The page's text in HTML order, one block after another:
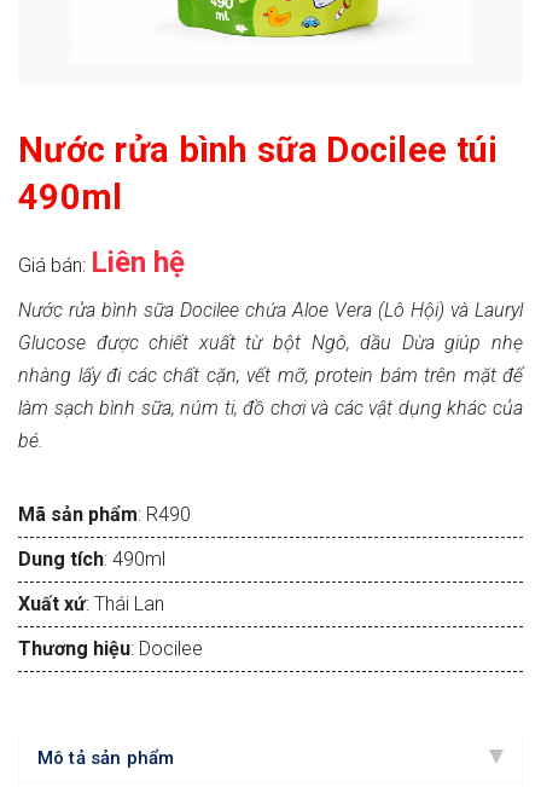
Nước rửa bình sữa Docilee túi
490ml
Giá bán: Liên hệ
Nước rửa bình sữa Docilee chứa Aloe Vera (Lô Hội) và Lauryl
Glucose được chiết xuất từ bột Ngô, dầu Dừa giúp nhẹ
nhàng lấy đi các chất cặn, vết mỡ, protein bám trên mặt để
làm sạch bình sữa, núm ti, đồ chơi và các vật dụng khác của
bé.
Mã sản phẩm: R490
Dung tích: 490ml
Xuất xứ: Thái Lan
Thương hiệu: Docilee
Mô tả sản phẩm